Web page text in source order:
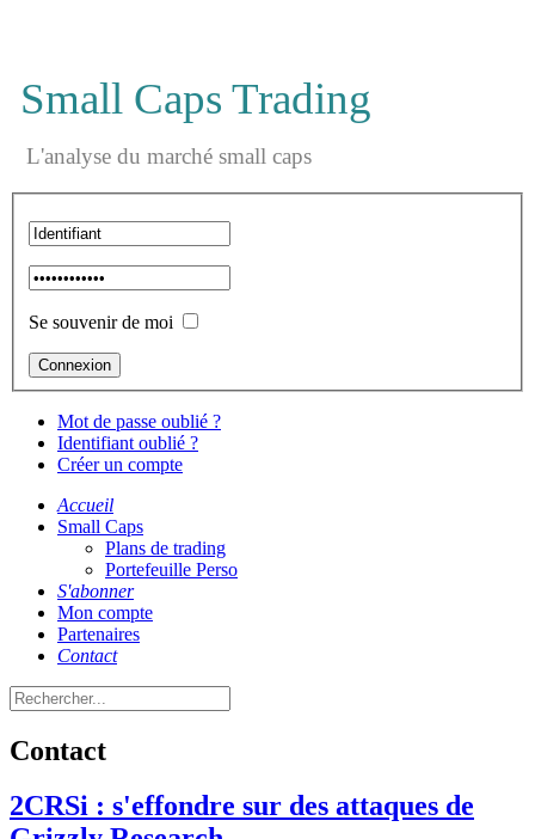
Small Caps Trading
L'analyse du marché small caps
Se souvenir de moi
Mot de passe oublié ?
Identifiant oublié ?
Créer un compte
Accueil
Small Caps
Plans de trading
Portefeuille Perso
S'abonner
Mon compte
Partenaires
Contact
Contact
2CRSi : s'effondre sur des attaques de